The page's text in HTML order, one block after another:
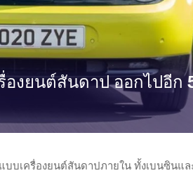
องยนต์สันดาป ออกไปอีก
บเครื่องยนต์สันดาปภายใน ทั้งเบนซินแล